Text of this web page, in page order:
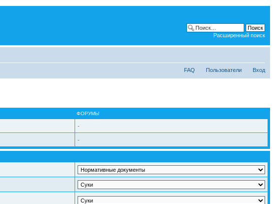
Расширенный поиск
FAQ Пользователи Вход
ФОРУМЫ
-
-